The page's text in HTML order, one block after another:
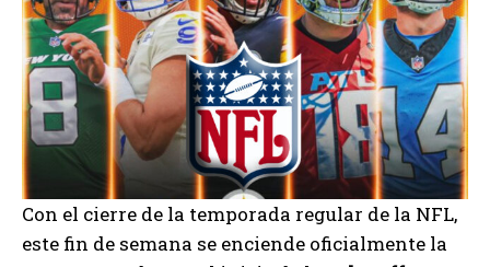
Con el cierre de la temporada regular de la NFL,
este fin de semana se enciende oficialmente la